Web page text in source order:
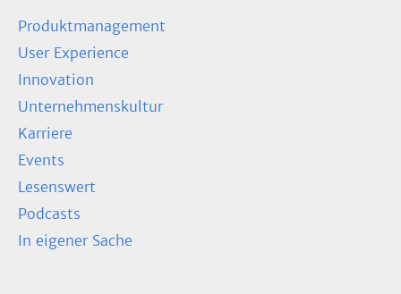
Produktmanagement
User Experience
Innovation
Unternehmenskultur
Karriere
Events
Lesenswert
Podcasts
In eigener Sache